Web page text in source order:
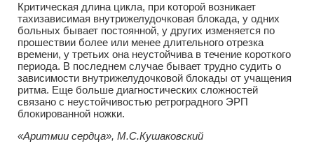
Критическая длина цикла, при которой возникает
тахизависимая внутрижелудочковая блокада, у одних
больных бывает постоянной, у других изменяется по
прошествии более или менее длительного отрезка
времени, у третьих она неустойчива в течение короткого
периода. В последнем случае бывает трудно судить о
зависимости внутрижелудочковой блокады от учащения
ритма. Еще больше диагностических сложностей
связано с неустойчивостью ретроградного ЭРП
блокированной ножки.
«Аритмии сердца», М.С.Кушаковский